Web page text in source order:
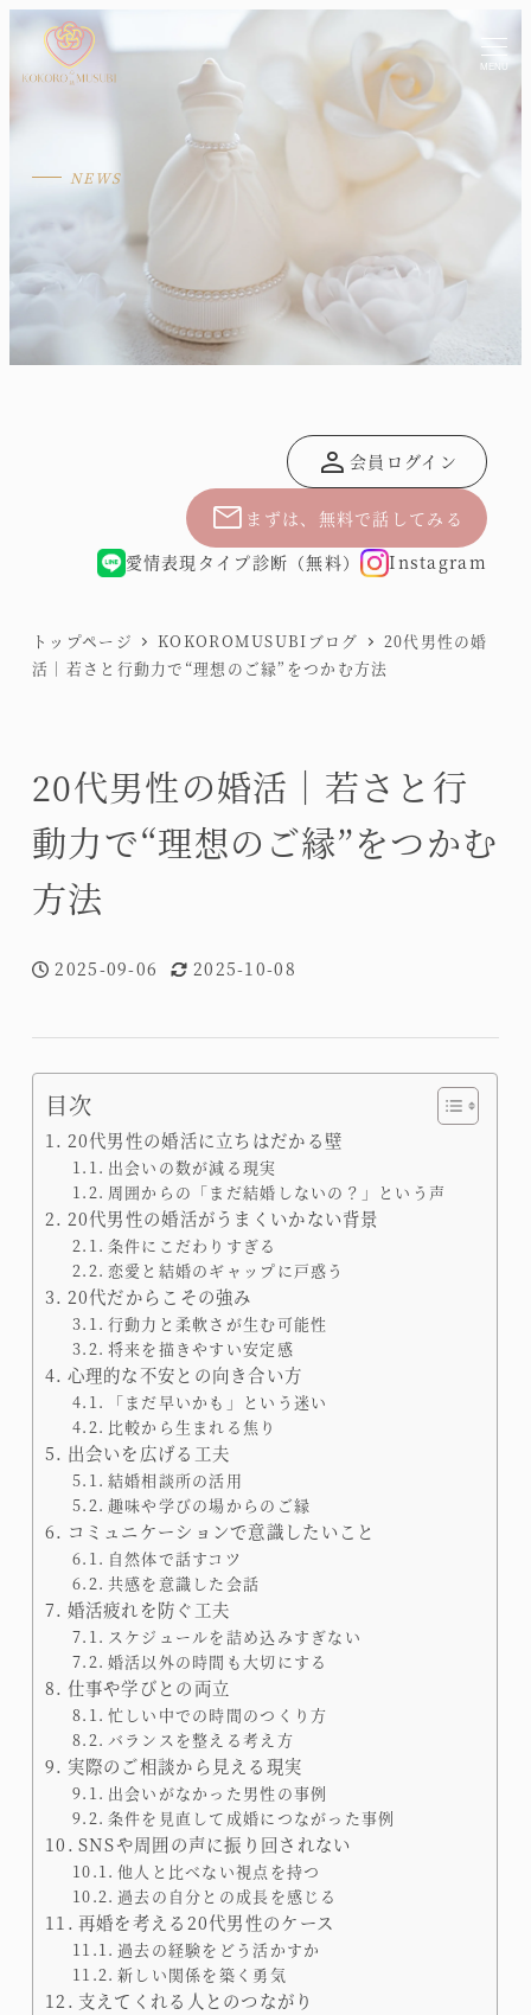
MENU
person 会員ログイン
mail まずは、無料で話してみる
愛情表現タイプ診断（無料）
Instagram
トップページ KOKOROMUSUBIブログ
20代男性の婚
活｜若さと行動力で“理想のご縁”をつかむ方法
20代男性の婚活｜若さと行
動力で“理想のご縁”をつかむ
方法
投稿日
2025-09-06
更新日
2025-10-08
目次
20代男性の婚活に立ちはだかる壁
出会いの数が減る現実
周囲からの「まだ結婚しないの？」という声
20代男性の婚活がうまくいかない背景
条件にこだわりすぎる
恋愛と結婚のギャップに戸惑う
20代だからこその強み
行動力と柔軟さが生む可能性
将来を描きやすい安定感
心理的な不安との向き合い方
「まだ早いかも」という迷い
比較から生まれる焦り
出会いを広げる工夫
結婚相談所の活用
趣味や学びの場からのご縁
コミュニケーションで意識したいこと
自然体で話すコツ
共感を意識した会話
婚活疲れを防ぐ工夫
スケジュールを詰め込みすぎない
婚活以外の時間も大切にする
仕事や学びとの両立
忙しい中での時間のつくり方
バランスを整える考え方
実際のご相談から見える現実
出会いがなかった男性の事例
条件を見直して成婚につながった事例
SNSや周囲の声に振り回されない
他人と比べない視点を持つ
過去の自分との成長を感じる
再婚を考える20代男性のケース
過去の経験をどう活かすか
新しい関係を築く勇気
支えてくれる人とのつながり